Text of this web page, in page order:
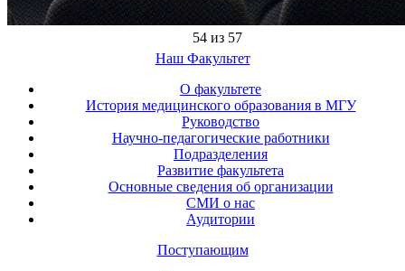
54 из 57
Наш Факультет
О факультете
История медицинского образования в МГУ
Руководство
Научно-педагогические работники
Подразделения
Развитие факультета
Основные сведения об организации
СМИ о нас
Аудитории
Поступающим